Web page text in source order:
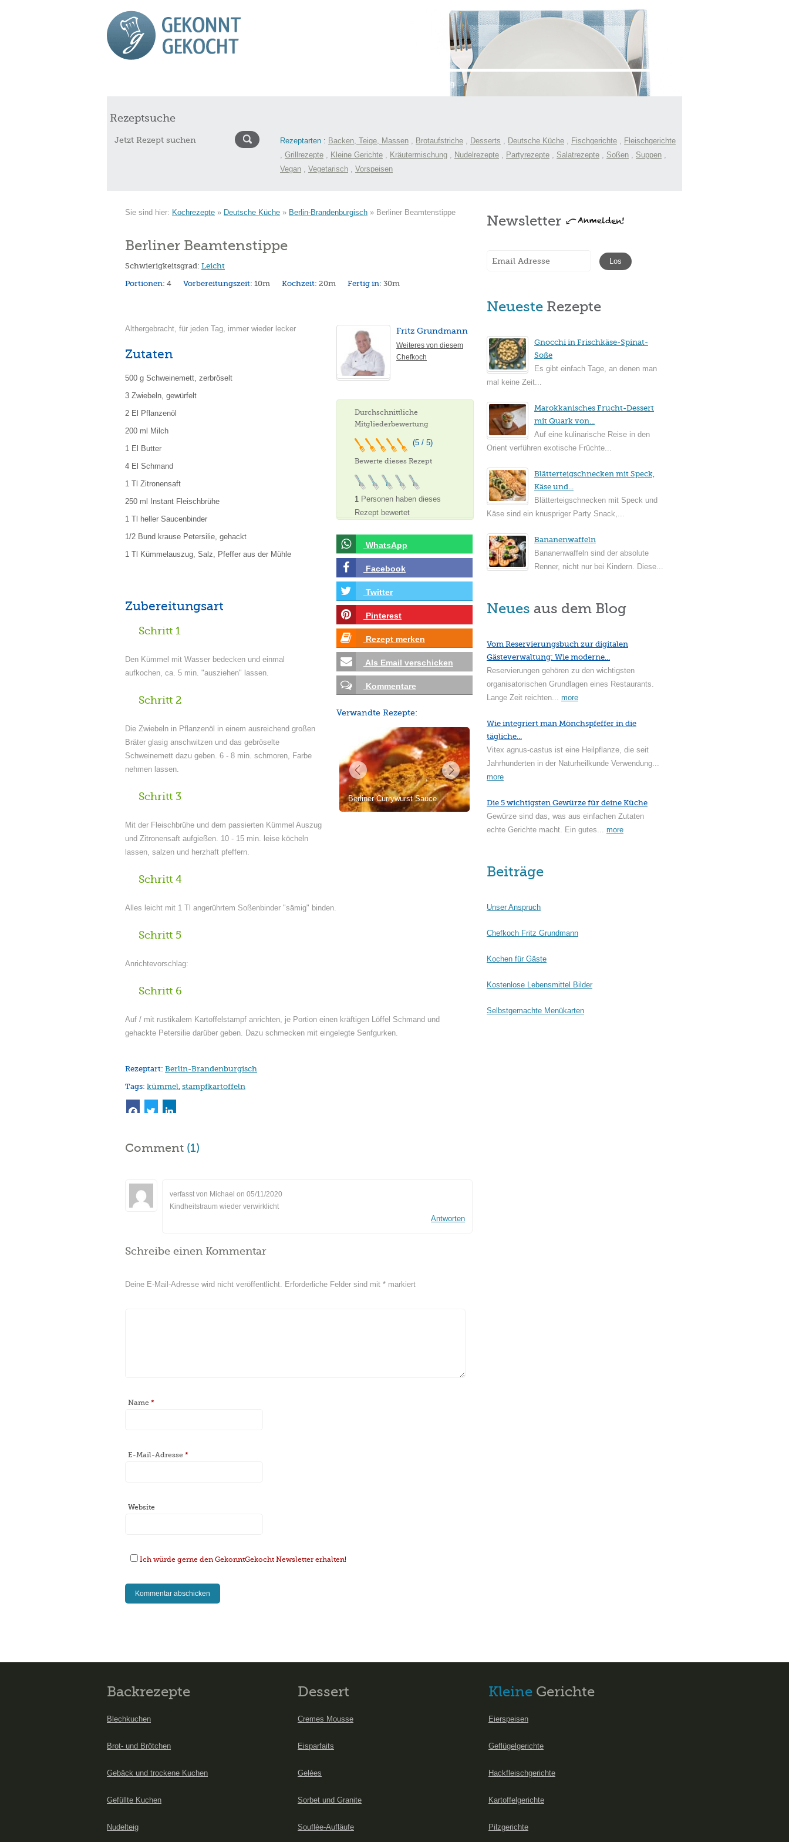
Blog
Rezeptsuche
Rezeptarten : Backen, Teige, Massen , Brotaufstriche , Desserts , Deutsche Küche , Fischgerichte , Fleischgerichte
, Grillrezepte , Kleine Gerichte , Kräutermischung , Nudelrezepte , Partyrezepte , Salatrezepte , Soßen , Suppen ,
Vegan , Vegetarisch , Vorspeisen
Sie sind hier: Kochrezepte » Deutsche Küche » Berlin-Brandenburgisch » Berliner Beamtenstippe
Berliner Beamtenstippe
Schwierigkeitsgrad: Leicht
Portionen: 4 Vorbereitungszeit: 10m Kochzeit: 20m Fertig in: 30m
Fritz Grundmann
Weiteres von diesem
Chefkoch
Durchschnittliche
Mitgliederbewertung
(5 / 5)
Bewerte dieses Rezept
1 Personen haben dieses
Rezept bewertet
WhatsApp
Facebook
Twitter
Pinterest
Rezept merken
Als Email verschicken
Kommentare
Verwandte Rezepte:
Berliner Currywurst Sauce
Althergebracht, für jeden Tag, immer wieder lecker
Zutaten
500 g Schweinemett, zerbröselt
3 Zwiebeln, gewürfelt
2 El Pflanzenöl
200 ml Milch
1 El Butter
4 El Schmand
1 Tl Zitronensaft
250 ml Instant Fleischbrühe
1 Tl heller Saucenbinder
1/2 Bund krause Petersilie, gehackt
1 Tl Kümmelauszug, Salz, Pfeffer aus der Mühle
Zubereitungsart
Schritt 1
Den Kümmel mit Wasser bedecken und einmal
aufkochen, ca. 5 min. "ausziehen" lassen.
Schritt 2
Die Zwiebeln in Pflanzenöl in einem ausreichend großen
Bräter glasig anschwitzen und das gebröselte
Schweinemett dazu geben. 6 - 8 min. schmoren, Farbe
nehmen lassen.
Schritt 3
Mit der Fleischbrühe und dem passierten Kümmel Auszug
und Zitronensaft aufgießen. 10 - 15 min. leise köcheln
lassen, salzen und herzhaft pfeffern.
Schritt 4
Alles leicht mit 1 Tl angerührtem Soßenbinder "sämig" binden.
Schritt 5
Anrichtevorschlag:
Schritt 6
Auf / mit rustikalem Kartoffelstampf anrichten, je Portion einen kräftigen Löffel Schmand und
gehackte Petersilie darüber geben. Dazu schmecken mit eingelegte Senfgurken.
Rezeptart: Berlin-Brandenburgisch
Tags: kümmel, stampfkartoffeln
Comment (1)
verfasst von Michael on 05/11/2020
Kindheitstraum wieder verwirklicht
Antworten
Schreibe einen Kommentar
Deine E-Mail-Adresse wird nicht veröffentlicht. Erforderliche Felder sind mit * markiert
Name *
E-Mail-Adresse *
Website
Ich würde gerne den GekonntGekocht Newsletter erhalten!
Newsletter
Neueste Rezepte
Gnocchi in Frischkäse-Spinat-
Soße
Es gibt einfach Tage, an denen man
mal keine Zeit...
Marokkanisches Frucht-Dessert
mit Quark von...
Auf eine kulinarische Reise in den
Orient verführen exotische Früchte...
Blätterteigschnecken mit Speck,
Käse und...
Blätterteigschnecken mit Speck und
Käse sind ein knuspriger Party Snack,...
Bananenwaffeln
Bananenwaffeln sind der absolute
Renner, nicht nur bei Kindern. Diese...
Neues aus dem Blog
Vom Reservierungsbuch zur digitalen
Gästeverwaltung: Wie moderne...
Reservierungen gehören zu den wichtigsten
organisatorischen Grundlagen eines Restaurants.
Lange Zeit reichten... more
Wie integriert man Mönchspfeffer in die
tägliche...
Vitex agnus-castus ist eine Heilpflanze, die seit
Jahrhunderten in der Naturheilkunde Verwendung...
more
Die 5 wichtigsten Gewürze für deine Küche
Gewürze sind das, was aus einfachen Zutaten
echte Gerichte macht. Ein gutes... more
Beiträge
Unser Anspruch
Chefkoch Fritz Grundmann
Kochen für Gäste
Kostenlose Lebensmittel Bilder
Selbstgemachte Menükarten
Backrezepte
Blechkuchen
Brot- und Brötchen
Gebäck und trockene Kuchen
Gefüllte Kuchen
Nudelteig
Dessert
Cremes Mousse
Eisparfaits
Gelées
Sorbet und Granite
Souflèe-Aufläufe
Kleine Gerichte
Eierspeisen
Geflügelgerichte
Hackfleischgerichte
Kartoffelgerichte
Pilzgerichte